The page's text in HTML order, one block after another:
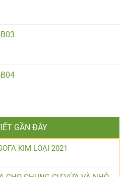
GẦN ĐÂY
KIM LOẠI 2021